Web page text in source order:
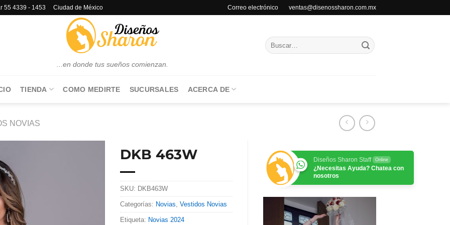
55 4339 - 1453 Ciudad de México Correo electrónico ventas@disenossharon.com.mx
...en donde tus sueños comienzan.
Buscar
por:
TIENDA COMO MEDIRTE SUCURSALES ACERCA DE
NOVIAS
DKB 463W
SKU: DKB463W
Categorías: Novias, Vestidos Novias
Etiqueta: Novias 2024
Diseños Sharon Staff Online
¿Necesitas Ayuda? Chatea con
nosotros